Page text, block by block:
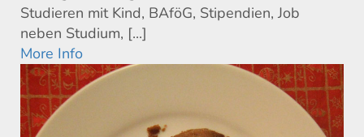
Studieren mit Kind, BAföG, Stipendien, Job
neben Studium, [...]
More Info